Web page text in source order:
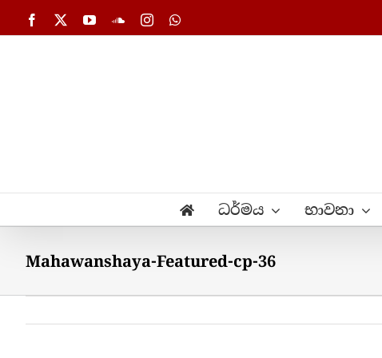
to
Facebook YouTubeSoundCloud
InstagramWhatsApp
ධර්මය භාවනා
Mahawanshaya-Featured-cp-36